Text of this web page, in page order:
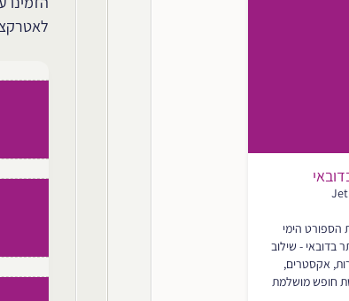
הספורט הימי
בדובאי - שילוב
אקסטרים,
חופש מושלמת